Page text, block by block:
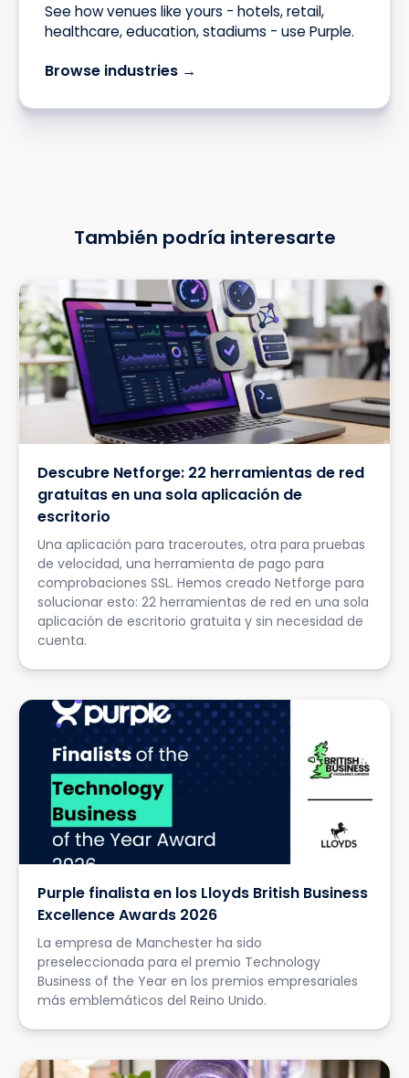
See how venues like yours - hotels, retail,
healthcare, education, stadiums - use Purple.
Browse industries →
También podría interesarte
Descubre Netforge: 22 herramientas de red
gratuitas en una sola aplicación de
escritorio
Una aplicación para traceroutes, otra para pruebas
de velocidad, una herramienta de pago para
comprobaciones SSL. Hemos creado Netforge para
solucionar esto: 22 herramientas de red en una sola
aplicación de escritorio gratuita y sin necesidad de
cuenta.
Purple finalista en los Lloyds British Business
Excellence Awards 2026
La empresa de Manchester ha sido
preseleccionada para el premio Technology
Business of the Year en los premios empresariales
más emblemáticos del Reino Unido.